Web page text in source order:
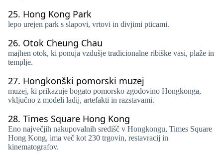
25. Hong Kong Park
lepo urejen park s slapovi, vrtovi in ​​divjimi pticami.
26. Otok Cheung Chau
majhen otok, ki ponuja vzdušje tradicionalne ribiške vasi, plaže in
templje.
27. Hongkonški pomorski muzej
muzej, ki prikazuje bogato pomorsko zgodovino Hongkonga,
vključno z modeli ladij, artefakti in razstavami.
28. Times Square Hong Kong
Eno največjih nakupovalnih središč v Hongkongu, Times Square
Hong Kong, ima več kot 230 trgovin, restavracij in
kinematografov.